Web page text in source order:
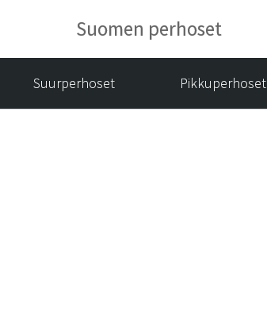
Suomen perhoset
Suurperhoset Pikkuperhoset